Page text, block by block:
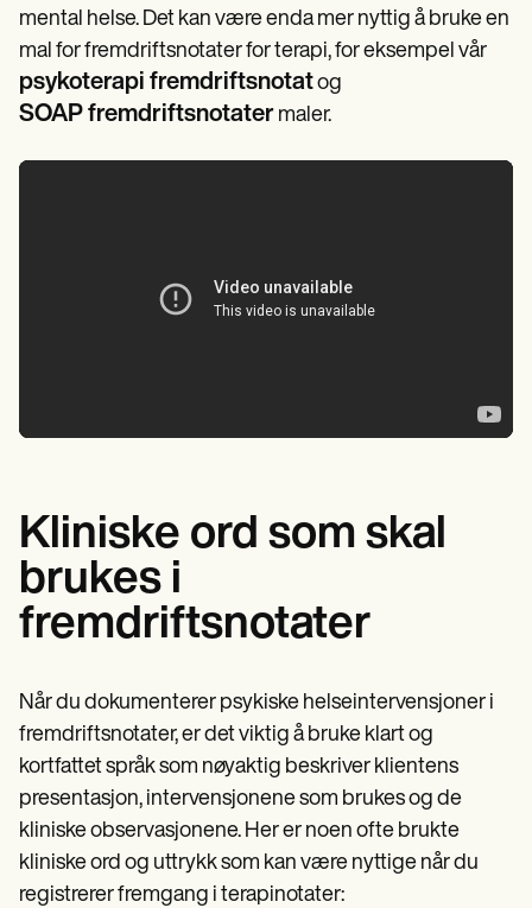
mental helse. Det kan være enda mer nyttig å bruke en
mal for fremdriftsnotater for terapi, for eksempel vår
psykoterapi fremdriftsnotatog
SOAP fremdriftsnotater maler.
Kliniske ord som skal
brukes i
fremdriftsnotater
Når du dokumenterer psykiske helseintervensjoner i
fremdriftsnotater, er det viktig å bruke klart og
kortfattet språk som nøyaktig beskriver klientens
presentasjon, intervensjonene som brukes og de
kliniske observasjonene. Her er noen ofte brukte
kliniske ord og uttrykk som kan være nyttige når du
registrerer fremgang i terapinotater: